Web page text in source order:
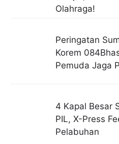
Olahraga!
Peringatan
Korem
Pemuda Jaga
4 Kapal Besar
PIL, X-Press
Pelabuhan